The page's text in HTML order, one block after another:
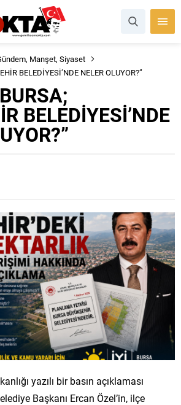
, Manşet, Siyaset
BELEDİYESİ’NDE NELER OLUYOR?”
BELEDİYESİ’NDE
yazılı bir basın açıklaması
Başkanı Ercan Özel’in, ilçe